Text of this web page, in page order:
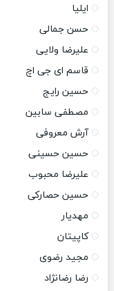
ایلیا
حسن جمالی
علیرضا ولایی
قاسم ای جی اچ
حسین رایج
مصطفی سابین
آرش معروفی
حسین حسینی
علیرضا محبوب
حسین حصارکی
مهدیار
کاپیتان
مجید رضوی
رضا رضانژاد